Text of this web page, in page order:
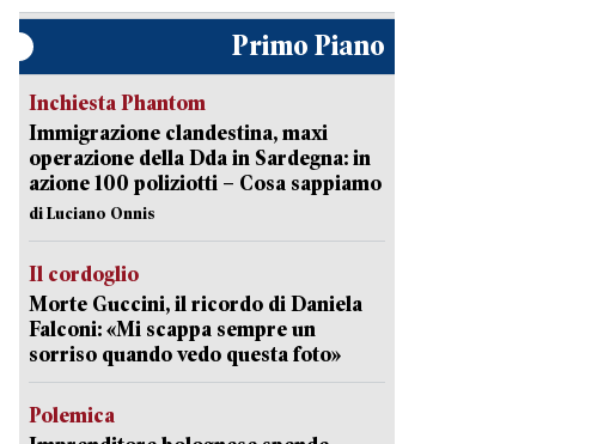
Primo Piano
Inchiesta Phantom
Immigrazione clandestina, maxi
operazione della Dda in Sardegna: in
azione 100 poliziotti – Cosa sappiamo
di Luciano Onnis
Il cordoglio
Morte Guccini, il ricordo di Daniela
Falconi: «Mi scappa sempre un
sorriso quando vedo questa foto»
Polemica